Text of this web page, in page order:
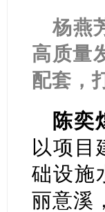
杨燕
高质量
配套，
陈奕
以项目
础设施
丽意溪